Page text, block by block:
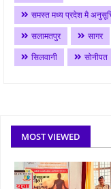
समस्त मध्य प्रदेश मै
सलामतपुर
सागर
सिलवानी
सोनीपत
MOST VIEWED